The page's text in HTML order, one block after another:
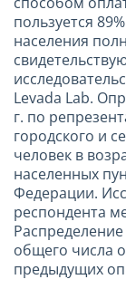
пользуется
населения
Levada Lab.
г. по
городского и
человек в
населенных
Федерации.
респондента
общего числа
предыдущих